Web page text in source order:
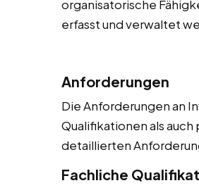
organisatorische
erfasst und verwaltet
Anforderungen
Die Anforderungen an
Qualifikationen als
detaillierten
Fachliche